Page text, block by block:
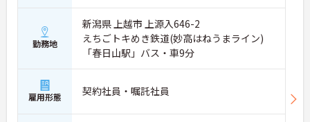
★おすすめPOINT★
＜個別ＯＪＴとチーム連携で着実に成長！＞
・入職後はお一人おひとりの習熟度に合わせた個別
のＯＪＴ研修を実施し、ｅラーニングを用いた学習
の機会も提供されます
・施設内には看護師が24時間常駐しており、急変時
の対応や専門的な医療処置は看護師が担当するため
負担が減ります
勤務地
新潟県 上越市 上源入646-2
えちごトキめき鉄道(妙高はねうまライン)
「春日山駅」バス・車9分
雇用形態 契約社員・嘱託社員